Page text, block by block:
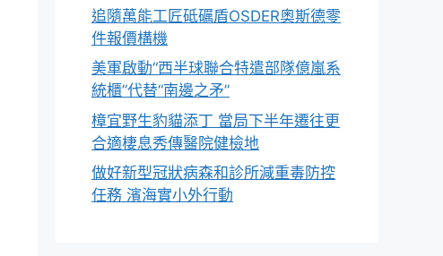
追隨萬能工匠砥礪盾OSDER奧斯德零
件報價構機
美軍啟動“西半球聯合特遣部隊億嵐系
統櫃”代替“南邊之矛”
樟宜野生豹貓添丁 當局下半年遷往更
合適棲息秀傳醫院健檢地
做好新型冠狀病森和診所減重毒防控
任務 濱海實小外行動